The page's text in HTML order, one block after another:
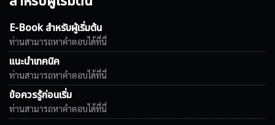
E-Book สำหรับผู้เริ่มต้น
ท่านสามารถหาคำตอบได้ที่นี่
แนะนำเทคนิค
ท่านสามารถหาคำตอบได้ที่นี่
ข้อควรรู้ก่อนเริ่ม
ท่านสามารถหาคำตอบได้ที่นี่